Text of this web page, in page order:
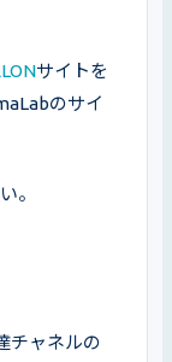
サイトを
のサイ
。
チャネルの